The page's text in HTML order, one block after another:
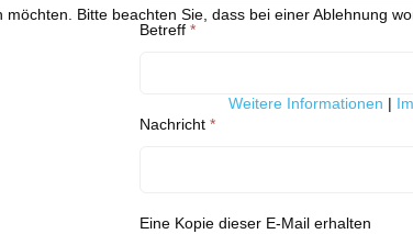
Betreff*
Nachricht*
Eine Kopie dieser E-Mail erhalten
Bitte beachten Sie, dass bei einer Ablehnung
Weitere Informationen |